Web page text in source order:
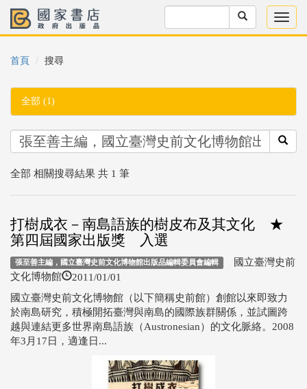
首頁 搜尋
全部 (1)
全部 相關搜尋結果 共 1 筆
打樹成衣－南島語族的樹皮布及其文化 ★
第四屆國家出版獎 入選
張至善主編，國立臺灣史前文化博物館出版品編輯委員會編輯 國立臺灣史前
文化博物館
2011/01/01
國立臺灣史前文化博物館（以下簡稱史前館）創館以來即致力
於南島研究，積極開拓臺灣與南島的國際族群關係，並試圖跨
越與連結更多世界南島語族（Austronesian）的文化脈絡。2008
年3月17日，適逢日...